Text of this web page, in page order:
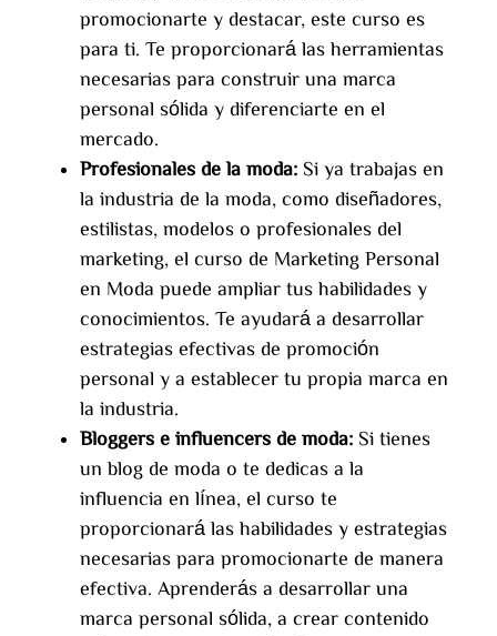
promocionarte y destacar, este curso es
para ti. Te proporcionará las herramientas
necesarias para construir una marca
personal sólida y diferenciarte en el
mercado.
Profesionales de la moda: Si ya trabajas en
la industria de la moda, como diseñadores,
estilistas, modelos o profesionales del
marketing, el curso de Marketing Personal
en Moda puede ampliar tus habilidades y
conocimientos. Te ayudará a desarrollar
estrategias efectivas de promoción
personal y a establecer tu propia marca en
la industria.
Bloggers e influencers de moda: Si tienes
un blog de moda o te dedicas a la
influencia en línea, el curso te
proporcionará las habilidades y estrategias
necesarias para promocionarte de manera
efectiva. Aprenderás a desarrollar una
marca personal sólida, a crear contenido